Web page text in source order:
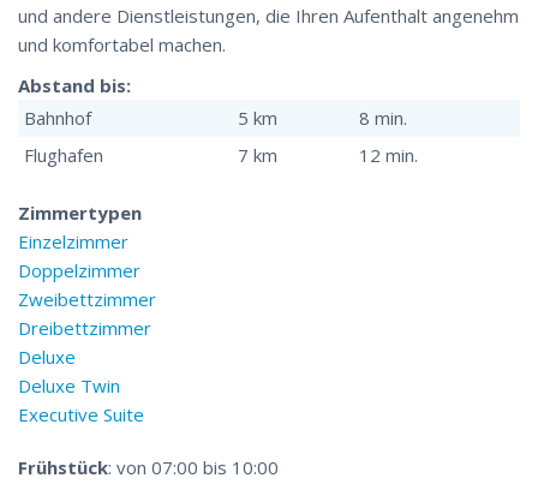
und andere Dienstleistungen, die Ihren Aufenthalt angenehm
und komfortabel machen.
Abstand bis:
Bahnhof
5 km
8 min.
Flughafen
7 km 12 min.
Zimmertypen
Einzelzimmer
Doppelzimmer
Zweibettzimmer
Dreibettzimmer
Deluxe
Deluxe Twin
Executive Suite
Frühstück: von 07:00 bis 10:00